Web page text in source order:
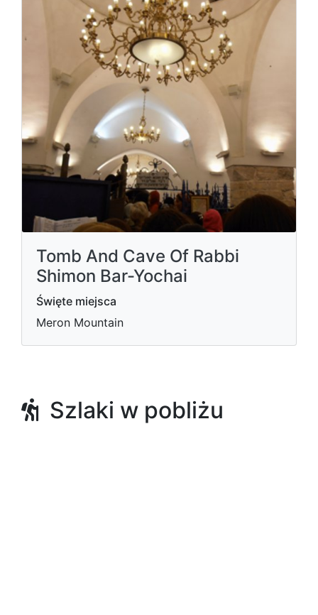
Tomb And Cave Of Rabbi
Shimon Bar-Yochai
Święte miejsca
Meron Mountain
Szlaki w pobliżu